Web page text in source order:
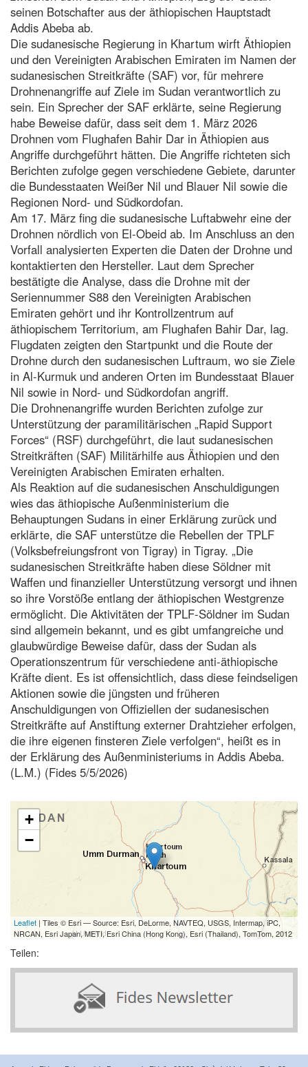
seinen Botschafter aus der äthiopischen Hauptstadt
Addis Abeba ab.
Die sudanesische Regierung in Khartum wirft Äthiopien
und den Vereinigten Arabischen Emiraten im Namen der
sudanesischen Streitkräfte (SAF) vor, für mehrere
Drohnenangriffe auf Ziele im Sudan verantwortlich zu
sein. Ein Sprecher der SAF erklärte, seine Regierung
habe Beweise dafür, dass seit dem 1. März 2026
Drohnen vom Flughafen Bahir Dar in Äthiopien aus
Angriffe durchgeführt hätten. Die Angriffe richteten sich
Berichten zufolge gegen verschiedene Gebiete, darunter
die Bundesstaaten Weißer Nil und Blauer Nil sowie die
Regionen Nord- und Südkordofan.
Am 17. März fing die sudanesische Luftabwehr eine der
Drohnen nördlich von El-Obeid ab. Im Anschluss an den
Vorfall analysierten Experten die Daten der Drohne und
kontaktierten den Hersteller. Laut dem Sprecher
bestätigte die Analyse, dass die Drohne mit der
Seriennummer S88 den Vereinigten Arabischen
Emiraten gehört und ihr Kontrollzentrum auf
äthiopischem Territorium, am Flughafen Bahir Dar, lag.
Flugdaten zeigten den Startpunkt und die Route der
Drohne durch den sudanesischen Luftraum, wo sie Ziele
in Al-Kurmuk und anderen Orten im Bundesstaat Blauer
Nil sowie in Nord- und Südkordofan angriff.
Die Drohnenangriffe wurden Berichten zufolge zur
Unterstützung der paramilitärischen „Rapid Support
Forces“ (RSF) durchgeführt, die laut sudanesischen
Streitkräften (SAF) Militärhilfe aus Äthiopien und den
Vereinigten Arabischen Emiraten erhalten.
Als Reaktion auf die sudanesischen Anschuldigungen
wies das äthiopische Außenministerium die
Behauptungen Sudans in einer Erklärung zurück und
erklärte, die SAF unterstütze die Rebellen der TPLF
(Volksbefreiungsfront von Tigray) in Tigray. „Die
sudanesischen Streitkräfte haben diese Söldner mit
Waffen und finanzieller Unterstützung versorgt und ihnen
so ihre Vorstöße entlang der äthiopischen Westgrenze
ermöglicht. Die Aktivitäten der TPLF-Söldner im Sudan
sind allgemein bekannt, und es gibt umfangreiche und
glaubwürdige Beweise dafür, dass der Sudan als
Operationszentrum für verschiedene anti-äthiopische
Kräfte dient. Es ist offensichtlich, dass diese feindseligen
Aktionen sowie die jüngsten und früheren
Anschuldigungen von Offiziellen der sudanesischen
Streitkräfte auf Anstiftung externer Drahtzieher erfolgen,
die ihre eigenen finsteren Ziele verfolgen“, heißt es in
der Erklärung des Außenministeriums in Addis Abeba.
(L.M.) (Fides 5/5/2026)
+
−
Leaflet | Tiles © Esri — Source: Esri, DeLorme, NAVTEQ, USGS, Intermap, iPC,
NRCAN, Esri Japan, METI, Esri China (Hong Kong), Esri (Thailand), TomTom, 2012
Teilen: